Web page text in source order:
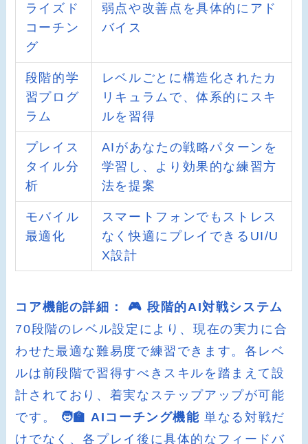
ライズド
コーチン
グ
弱点や改善点を具体的にアド
バイス
段階的学
習プログ
ラム
レベルごとに構造化されたカ
リキュラムで、体系的にスキ
ルを習得
プレイス
タイル分
析
AIがあなたの戦略パターンを
学習し、より効果的な練習方
法を提案
モバイル
最適化
スマートフォンでもストレス
なく快適にプレイできるUI/U
X設計
コア機能の詳細：
🎮 段階的AI対戦システム
70段階のレベル設定により、現在の実力に合
わせた最適な難易度で練習できます。各レベ
ルは前段階で習得すべきスキルを踏まえて設
計されており、着実なステップアップが可能
です。
🧑‍🏫 AIコーチング機能 単なる対戦だ
けでなく、各プレイ後に具体的なフィードバ